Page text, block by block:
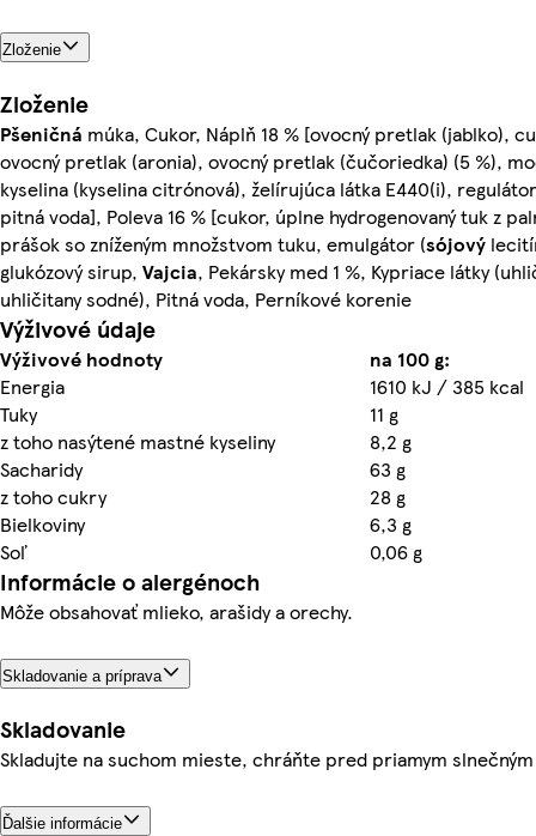
Zloženie
Zloženie
Pšeničná múka, Cukor, Náplň 18 % [ovocný pretlak (jablko),
ovocný pretlak (aronia), ovocný pretlak (čučoriedka) (5 %),
kyselina (kyselina citrónová), želírujúca látka E440(i),
pitná voda], Poleva 16 % [cukor, úplne hydrogenovaný tuk z
prášok so zníženým množstvom tuku, emulgátor (sójový
glukózový sirup, Vajcia, Pekársky med 1 %, Kypriace látky
uhličitany sodné), Pitná voda, Perníkové korenie
Výživové údaje
Výživové hodnoty
na 100 g:
Energia
1610 kJ / 385 kcal
Tuky
11 g
z toho nasýtené mastné kyseliny
8,2 g
Sacharidy
63 g
z toho cukry
28 g
Bielkoviny
6,3 g
Soľ
0,06 g
Informácie o alergénoch
Môže obsahovať mlieko, arašidy a orechy.
Skladovanie a príprava
Skladovanie
Skladujte na suchom mieste, chráňte pred priamym
Ďalšie informácie